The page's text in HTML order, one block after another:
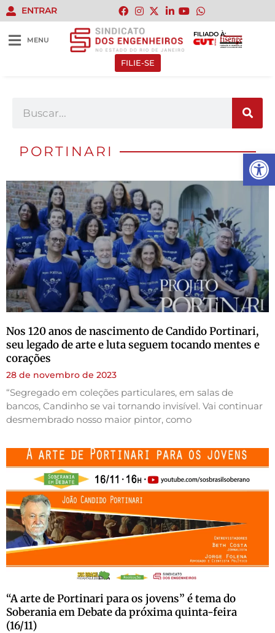
Abrir
ENTRAR
MENU
FILIADO À:
FILIE-SE
PORTINARI
Nos 120 anos de nascimento de Candido Portinari,
seu legado de arte e luta seguem tocando mentes e
corações
28 de novembro de 2023
“Segregado em coleções particulares, em salas de
bancos, Candinho se vai tornando invisível. Vai continuar
desmembrado nosso maior pintor, como
“A arte de Portinari para os jovens” é tema do
Soberania em Debate da próxima quinta-feira
(16/11)